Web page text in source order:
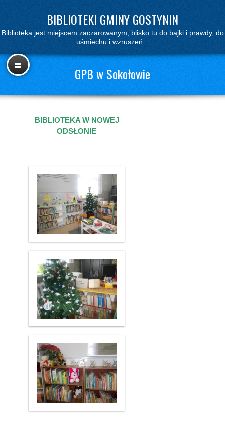
BIBLIOTEKI GMINY GOSTYNIN
Biblioteka jest miejscem zaczarowanym, blisko tu do bajki i prawdy, do
uśmiechu i wzruszeń...
GPB w Sokołowie
BIBLIOTEKA W NOWEJ
ODSŁONIE